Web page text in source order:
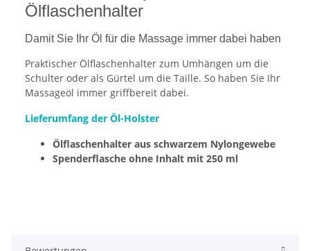
Ölflaschenhalter
Damit Sie Ihr Öl für die Massage immer dabei haben
Praktischer Ölflaschenhalter zum Umhängen um die
Schulter oder als Gürtel um die Taille. So haben Sie Ihr
Massageöl immer griffbereit dabei.
Lieferumfang der Öl-Holster
Ölflaschenhalter aus schwarzem Nylongewebe
Spenderflasche ohne Inhalt mit 250 ml